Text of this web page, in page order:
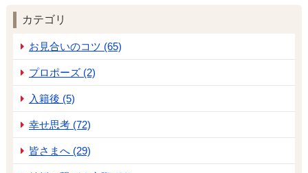
カテゴリ
お見合いのコツ (65)
プロポーズ (2)
入籍後 (5)
幸せ思考 (72)
皆さまへ (29)